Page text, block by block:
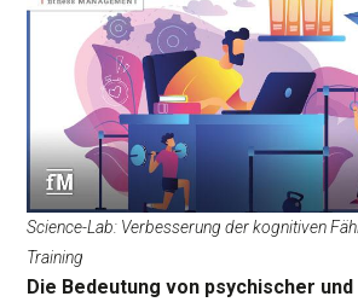
Science-Lab: Verbesserung der kognitiven
Training
Die Bedeutung von psychischer